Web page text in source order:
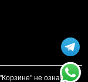
не означает